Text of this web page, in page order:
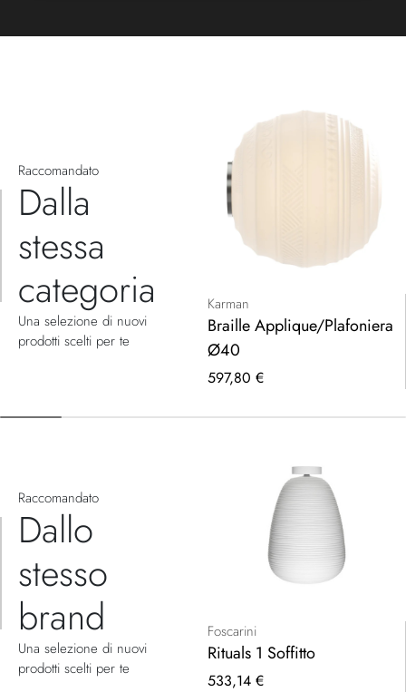
Raccomandato
Dalla
stessa
categoria
Una selezione di nuovi
prodotti scelti per te
Karman
Braille Applique/Plafoniera
Ø40
597,80 €
Raccomandato
Dallo
stesso
brand
Una selezione di nuovi
prodotti scelti per te
Foscarini
Rituals 1 Soffitto
533,14 €